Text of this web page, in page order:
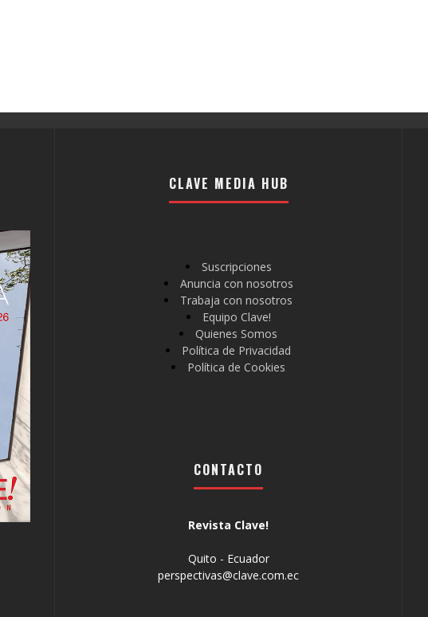
CLAVE MEDIA HUB
Suscripciones
Anuncia con nosotros
Trabaja con nosotros
Equipo Clave!
Quienes Somos
Política de Privacidad
Política de Cookies
CONTACTO
Revista Clave!
Quito - Ecuador
perspectivas@clave.com.ec